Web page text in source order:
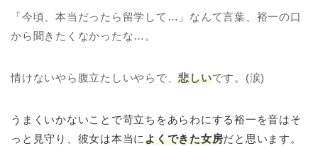
「今頃、本当だったら留学して…」なんて言葉、裕一の口
から聞きたくなかったな…。
情けないやら腹立たしいやらで、悲しいです。(涙)
うまくいかないことで苛立ちをあらわにする裕一を音はそ
っと見守り、彼女は本当によくできた女房だと思います。